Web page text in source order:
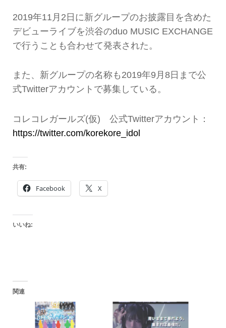
2019年11月2日に新グループのお披露目を含めた
デビューライブを渋谷のduo MUSIC EXCHANGE
で行うことも合わせて発表された。
また、新グループの名称も2019年9月8日まで公
式Twitterアカウントで募集している。
コレコレガールズ(仮) 公式Twitterアカウント：
https://twitter.com/korekore_idol
共有:
Facebook X
いいね:
関連